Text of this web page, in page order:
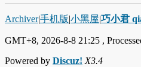
Archiver|手机版|小黑屋|巧小君
GMT+8, 2026-8-8 21:25 ,
Powered by Discuz! X3.4